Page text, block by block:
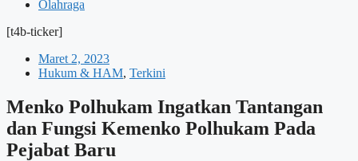
Olahraga
[t4b-ticker]
Maret 2, 2023
Hukum & HAM, Terkini
Menko Polhukam Ingatkan Tantangan
dan Fungsi Kemenko Polhukam Pada
Pejabat Baru